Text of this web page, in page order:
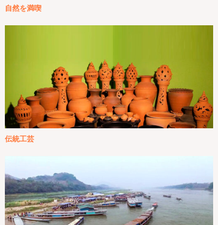
自然を満喫
伝統工芸